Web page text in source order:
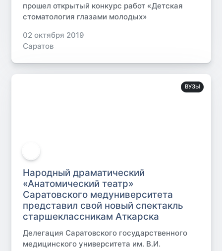
прошел открытый конкурс работ «Детская
стоматология глазами молодых»
02 октября 2019
Саратов
ВУЗЫ
Народный драматический
«Анатомический театр»
Саратовского медуниверситета
представил свой новый спектакль
старшеклассникам Аткарска
Делегация Саратовского государственного
медицинского университета им. В.И.